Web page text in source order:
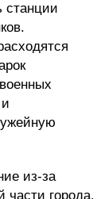
станции
из-за
части города.